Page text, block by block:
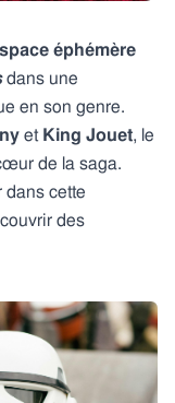
éphémère
dans une
en son genre.
et King Jouet, le
de la saga.
dans cette
des